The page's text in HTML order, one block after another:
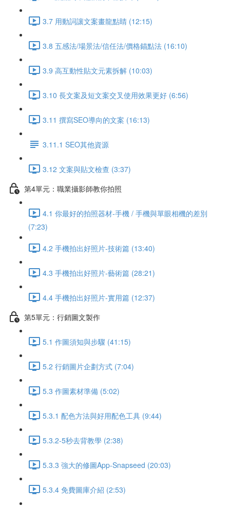
3.7 用動詞讓文案畫龍點睛 (12:15)
3.8 五感法/場景法/信任法/價格錨點法 (16:10)
3.9 高互動性貼文元素拆解 (10:03)
3.10 長文案及短文案交叉使用效果更好 (6:56)
3.11 撰寫SEO導向的文案 (16:13)
3.11.1 SEO其他資源
3.12 文案與貼文檢查 (3:37)
第4單元：職業攝影師教你拍照
4.1 你最好的拍照器材-手機 / 手機與單眼相機的差別
(7:23)
4.2 手機拍出好照片-技術篇 (13:40)
4.3 手機拍出好照片-藝術篇 (28:21)
4.4 手機拍出好照片-實用篇 (12:37)
第5單元：行銷圖文製作
5.1 作圖須知與步驟 (41:15)
5.2 行銷圖片企劃方式 (7:04)
5.3 作圖素材準備 (5:02)
5.3.1 配色方法與好用配色工具 (9:44)
5.3.2-5秒去背教學 (2:38)
5.3.3 強大的修圖App-Snapseed (20:03)
5.3.4 免費圖庫介紹 (2:53)